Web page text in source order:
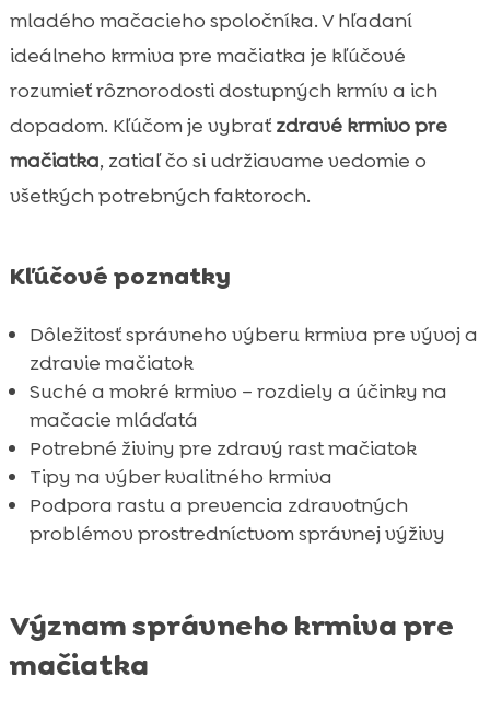
Kombinácia suchého a mokrého krmiva
 Hypoalergénne možnosti krmiva
Prečo je mačiatko najlepšie krmivo pre
vaše rastúce mačiatko
CricksyCat krmivo pre mačiatka
Jasper suché krmivo pre mačiatka
Bill mokré krmivo pre mačiatka
problémov u mačiatok
 Záver
FAQ
mladého mačacieho spoločníka. V hľadaní
ideálneho krmiva pre mačiatka je kľúčové
rozumieť rôznorodosti dostupných krmív a ich
dopadom. Kľúčom je vybraťzdravé krmivo pre
mačiatka, zatiaľ čo si udržiavame vedomie o
všetkých potrebných faktoroch.
Kľúčové poznatky
Dôležitosť správneho výberu krmiva pre vývoj a
zdravie mačiatok
Suché a mokré krmivo – rozdiely a účinky na
mačacie mláďatá
Potrebné živiny pre zdravý rast mačiatok
Tipy na výber kvalitného krmiva
Podpora rastu a prevencia zdravotných
problémov prostredníctvom správnej výživy
Význam správneho krmiva pre
mačiatka